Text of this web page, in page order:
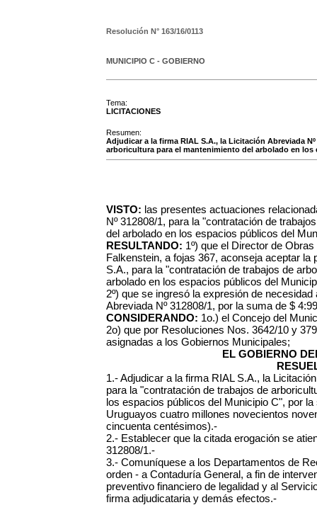
Resolución N° 163/16/0113
MUNICIPIO C - GOBIERNO
Tema:
LICITACIONES
Resumen:
Adjudicar a la firma RIAL S.A., la Licitación Abreviada
arboricultura para el mantenimiento del arbolado en
VISTO: las presentes actuaciones
Nº 312808/1, para la "contratación de
del arbolado en los espacios públicos del
RESULTANDO: 1º) que el Director de
Falkenstein, a fojas 367, aconseja aceptar la
S.A., para la "contratación de trabajos de
arbolado en los espacios públicos del
2º) que se ingresó la expresión de
Abreviada Nº 312808/1, por la suma de $
CONSIDERANDO: 1o.) el Concejo del
2o) que por Resoluciones Nos. 3642/10 y
asignadas a los Gobiernos Municipales;
EL GOBIERNO
1.- Adjudicar a la firma RIAL S.A., la
para la "contratación de trabajos de
los espacios públicos del Municipio C", por
Uruguayos cuatro millones novecientos
cincuenta centésimos).-
2.- Establecer que la citada erogación se
312808/1.-
3.- Comuníquese a los Departamentos de
orden - a Contaduría General, a fin de
preventivo financiero de legalidad y al
firma adjudicataria y demás efectos.-